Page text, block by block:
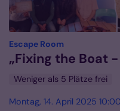
Escape Room:
„Fixing the Boat
Weniger als 5 Plätze frei
Montag, 14. April 2025 10:00